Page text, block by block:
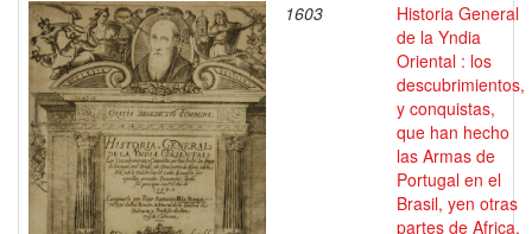
1603
Historia General
de la Yndia
Oriental : los
descubrimientos,
y conquistas,
que han hecho
las Armas de
Portugal en el
Brasil, yen otras
partes de Africa,